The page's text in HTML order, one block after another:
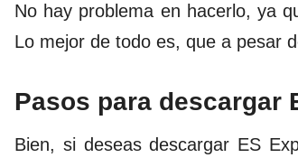
No hay problema en hacerlo, ya
Lo mejor de todo es, que a pesar
Pasos para descargar
Bien, si deseas descargar ES